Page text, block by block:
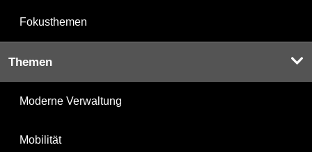
Fokusthemen
Themen
Moderne Verwaltung
Mobilität